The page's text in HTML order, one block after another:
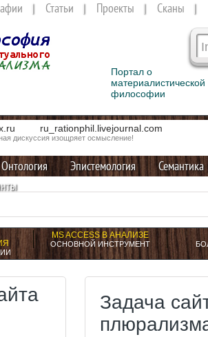
ru_rationphil.livejournal.com
дискуссия изощряет осмысление!
Статьи Проекты Сканы
Онтология Эпистемология
Семантика
Портал о
материалистической
философии
MS ACCESS В АНАЛИЗЕ
ОСНОВНОЙ ИНСТРУМЕНТ
Задача